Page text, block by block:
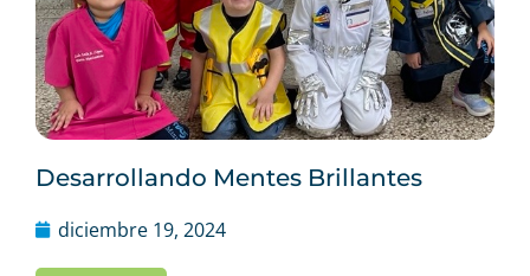
Desarrollando Mentes Brillantes
diciembre 19, 2024